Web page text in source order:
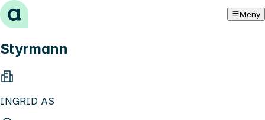
Hopp til innhold Meny
Styrmann
INGRID AS